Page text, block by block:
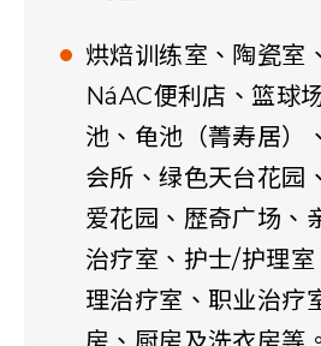
烘焙训练室、陶瓷室
NáAC便利店、篮球
池、龟池（菁寿居）
会所、绿色天台花园
爱花园、歴奇广场、
治疗室、护士/护理
理治疗室、职业治疗